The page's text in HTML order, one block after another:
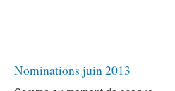
Nominations juin 2013